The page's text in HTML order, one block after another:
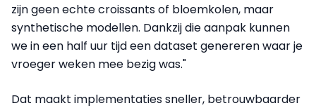
zijn geen echte croissants of bloemkolen, maar
synthetische modellen. Dankzij die aanpak kunnen
we in een half uur tijd een dataset genereren waar je
vroeger weken mee bezig was."
Dat maakt implementaties sneller, betrouwbaarder